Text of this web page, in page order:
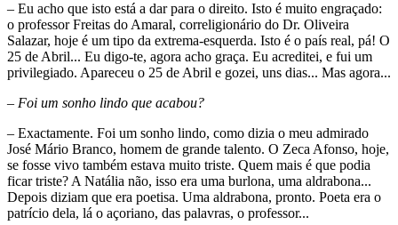
– Eu acho que isto está a dar para o direito. Isto é muito engraçado:
o professor Freitas do Amaral, correligionário do Dr. Oliveira
Salazar, hoje é um tipo da extrema-esquerda. Isto é o país real, pá! O
25 de Abril... Eu digo-te, agora acho graça. Eu acreditei, e fui um
privilegiado. Apareceu o 25 de Abril e gozei, uns dias... Mas agora...
– Foi um sonho lindo que acabou?
– Exactamente. Foi um sonho lindo, como dizia o meu admirado
José Mário Branco, homem de grande talento. O Zeca Afonso, hoje,
se fosse vivo também estava muito triste. Quem mais é que podia
ficar triste? A Natália não, isso era uma burlona, uma aldrabona...
Depois diziam que era poetisa. Uma aldrabona, pronto. Poeta era o
patrício dela, lá o açoriano, das palavras, o professor...